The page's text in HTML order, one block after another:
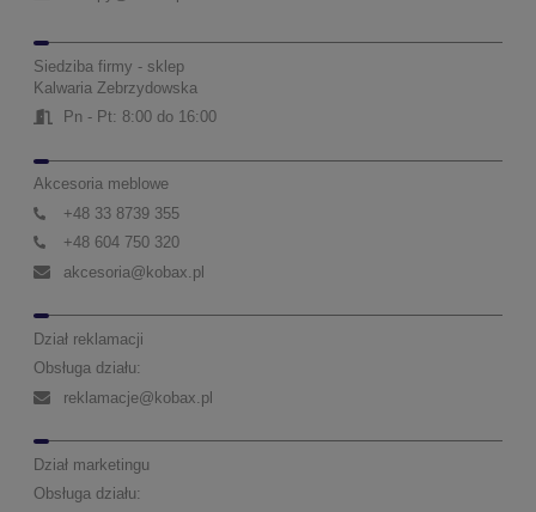
Siedziba firmy - sklep
Kalwaria Zebrzydowska
Pn - Pt: 8:00 do 16:00
Akcesoria meblowe
+48 33 8739 355
+48 604 750 320
akcesoria@kobax.pl
Dział reklamacji
Obsługa działu:
reklamacje@kobax.pl
Dział marketingu
Obsługa działu: